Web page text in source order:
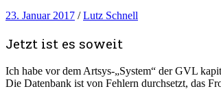
23. Januar 2017 /Lutz Schnell
Jetzt ist es soweit
Ich habe vor dem Artsys-„System“ der GVL
Die Datenbank ist von Fehlern durchsetzt, das